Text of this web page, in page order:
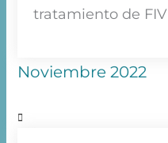
tratamiento de
Noviembre 2022